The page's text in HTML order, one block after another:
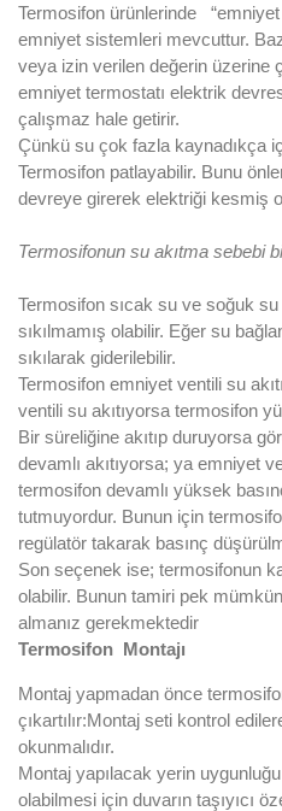
Termosifon ürünlerinde “emniyet
emniyet sistemleri mevcuttur.
veya izin verilen değerin üzerine
emniyet termostatı elektrik
çalışmaz hale getirir.
Çünkü su çok fazla kaynadıkça
Termosifon patlayabilir. Bunu
devreye girerek elektriği kesmiş
Termosifonun su akıtma sebebi
Termosifon sıcak su ve soğuk
sıkılmamış olabilir. Eğer su
sıkılarak giderilebilir.
Termosifon emniyet ventili su
ventili su akıtıyorsa termosifon
Bir süreliğine akıtıp duruyorsa
devamlı akıtıyorsa; ya emniyet
termosifon devamlı yüksek
tutmuyordur. Bunun için
regülatör takarak basınç
Son seçenek ise; termosifonun
olabilir. Bunun tamiri pek
almanız gerekmektedir
Termosifon Montajı
Montaj yapmadan önce
çıkartılır:Montaj seti kontrol
okunmalıdır.
Montaj yapılacak yerin
olabilmesi için duvarın taşıyıcı